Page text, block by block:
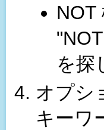
NOT
を探
オプシ
キーワ